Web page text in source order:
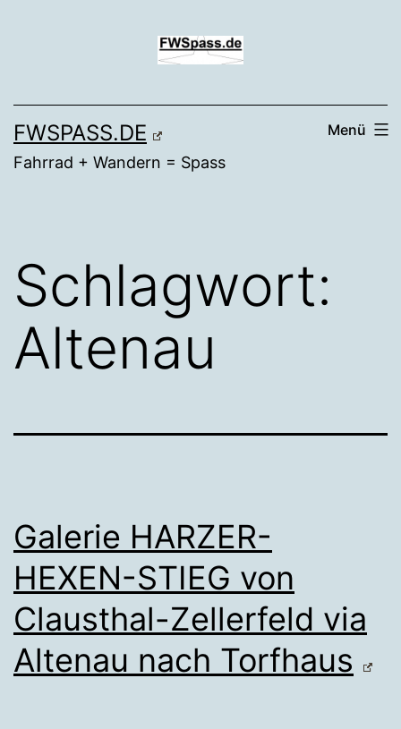
FWSPASS.DE
Fahrrad + Wandern = Spass
Menü
Schlagwort:
Altenau
Galerie HARZER-
HEXEN-STIEG von
Clausthal-Zellerfeld via
Altenau nach Torfhaus